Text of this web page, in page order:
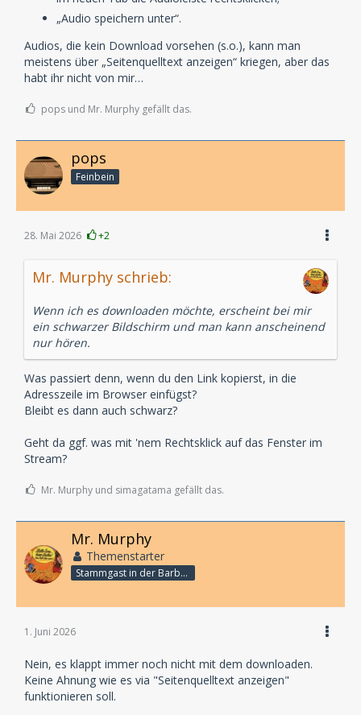
„Audio speichern unter“.
Audios, die kein Download vorsehen (s.o.), kann man
meistens über „Seitenquelltext anzeigen“ kriegen, aber das
habt ihr nicht von mir…
pops und Mr. Murphy gefällt das.
pops
Feinbein
28. Mai 2026 +2
Mr. Murphy schrieb:
Wenn ich es downloaden möchte, erscheint bei mir
ein schwarzer Bildschirm und man kann anscheinend
nur hören.
Was passiert denn, wenn du den Link kopierst, in die
Adresszeile im Browser einfügst?
Bleibt es dann auch schwarz?
Geht da ggf. was mit 'nem Rechtsklick auf das Fenster im
Stream?
Mr. Murphy und simagatama gefällt das.
Mr. Murphy
Themenstarter
Stammgast in der Barbarabar
1. Juni 2026
Nein, es klappt immer noch nicht mit dem downloaden.
Keine Ahnung wie es via "Seitenquelltext anzeigen"
funktionieren soll.